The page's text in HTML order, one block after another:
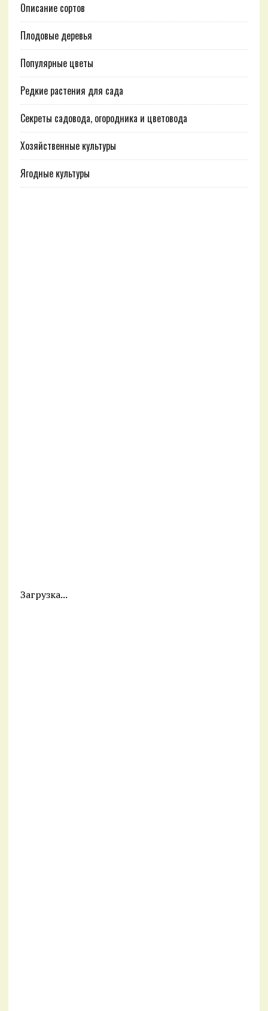
Описание сортов
Плодовые деревья
Популярные цветы
Редкие растения для сада
Секреты садовода, огородника и цветовода
Хозяйственные культуры
Ягодные культуры
Загрузка...